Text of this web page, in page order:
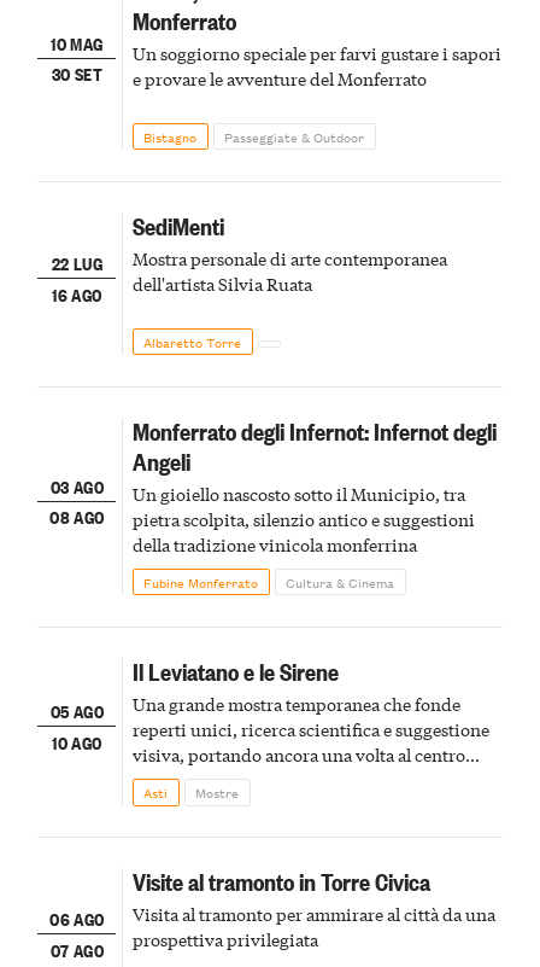
10 MAG
30 SET
Monferrato
Un soggiorno speciale per farvi gustare i sapori
e provare le avventure del Monferrato
Bistagno Passeggiate & Outdoor
22 LUG
16 AGO
SediMenti
Mostra personale di arte contemporanea
dell'artista Silvia Ruata
Albaretto Torre
03 AGO
08 AGO
Monferrato degli Infernot: Infernot degli
Angeli
Un gioiello nascosto sotto il Municipio, tra
pietra scolpita, silenzio antico e suggestioni
della tradizione vinicola monferrina
Fubine Monferrato Cultura & Cinema
05 AGO
10 AGO
Il Leviatano e le Sirene
Una grande mostra temporanea che fonde
reperti unici, ricerca scientifica e suggestione
visiva, portando ancora una volta al centro
della scena le meraviglie del passato astigiano
Asti Mostre
06 AGO
07 AGO
Visite al tramonto in Torre Civica
Visita al tramonto per ammirare al città da una
prospettiva privilegiata